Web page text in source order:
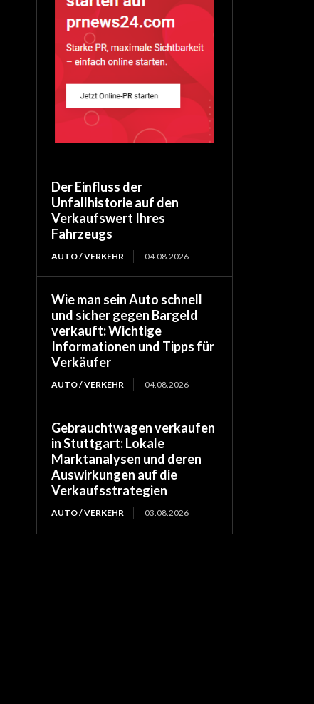
Der Einfluss der
Unfallhistorie auf den
Verkaufswert Ihres
Fahrzeugs
AUTO / VERKEHR 04.08.2026
Wie man sein Auto schnell
und sicher gegen Bargeld
verkauft: Wichtige
Informationen und Tipps für
Verkäufer
AUTO / VERKEHR 04.08.2026
Gebrauchtwagen verkaufen
in Stuttgart: Lokale
Marktanalysen und deren
Auswirkungen auf die
Verkaufsstrategien
AUTO / VERKEHR 03.08.2026